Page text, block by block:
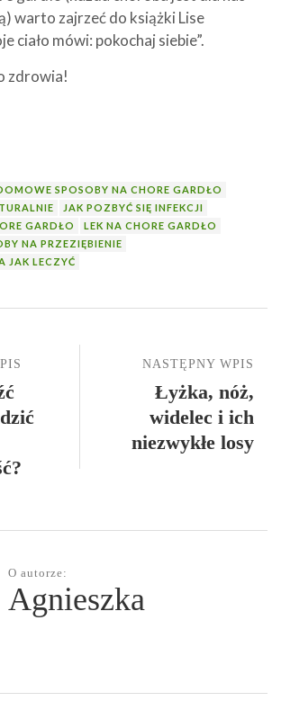
warto zajrzeć do książki Lise
ciało mówi: pokochaj siebie”.
zdrowia!
SPOSOBY NA CHORE GARDŁO
JAK POZBYĆ SIĘ INFEKCJI
GARDŁO
LEK NA CHORE GARDŁO
NA PRZEZIĘBIENIE
JAK LECZYĆ
NASTĘPNY WPIS
Łyżka, nóż,
widelec i ich
niezwykłe losy
O autorze:
Agnieszka